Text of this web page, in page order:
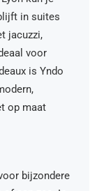
in suites
jacuzzi,
voor
is Yndo
op maat
bijzondere